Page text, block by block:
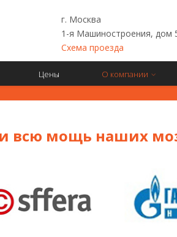
г. Москва
1-я Машиностроения, дом
Схема проезда
Цены О компании
всю мощь наших